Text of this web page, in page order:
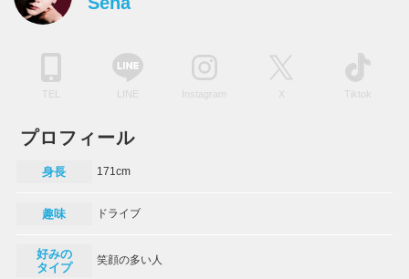
Instagram X Tiktok
プロフィール
身長 171cm
趣味 ドライブ
好みの
タイプ
笑顔の多い人